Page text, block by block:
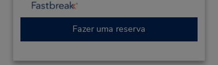
Fazer uma reserva